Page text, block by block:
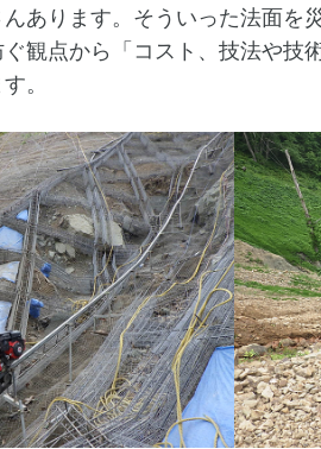
あります。そういった法面を
観点から「コスト、技法や技
。